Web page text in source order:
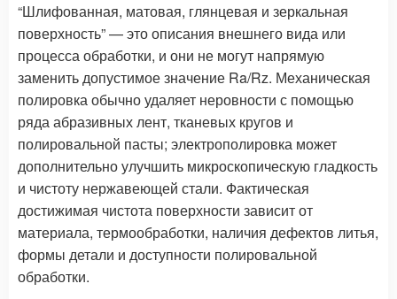
“Шлифованная, матовая, глянцевая и зеркальная
поверхность” — это описания внешнего вида или
процесса обработки, и они не могут напрямую
заменить допустимое значение Ra/Rz. Механическая
полировка обычно удаляет неровности с помощью
ряда абразивных лент, тканевых кругов и
полировальной пасты; электрополировка может
дополнительно улучшить микроскопическую гладкость
и чистоту нержавеющей стали. Фактическая
достижимая чистота поверхности зависит от
материала, термообработки, наличия дефектов литья,
формы детали и доступности полировальной
обработки.